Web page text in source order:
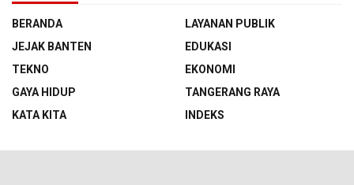
BERANDA
LAYANAN PUBLIK
JEJAK BANTEN
EDUKASI
TEKNO
EKONOMI
GAYA HIDUP
TANGERANG RAYA
KATA KITA
INDEKS